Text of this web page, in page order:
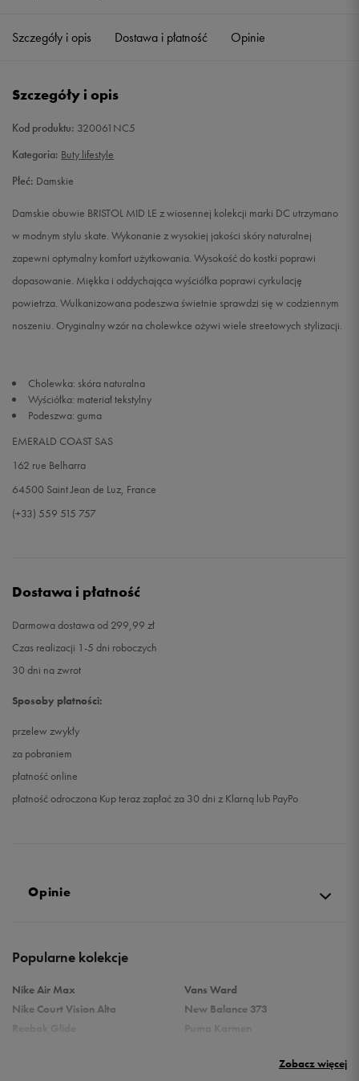
38,5 24,5 cm
Szczegóły i opis Dostawa i płatność Opinie
Szczegóły i opis
Kod produktu: 320061NC5
Kategoria: Buty lifestyle
Płeć: Damskie
Damskie obuwie BRISTOL MID LE z wiosennej kolekcji marki DC utrzymano
w modnym stylu skate. Wykonanie z wysokiej jakości skóry naturalnej
zapewni optymalny komfort użytkowania. Wysokość do kostki poprawi
dopasowanie. Miękka i oddychająca wyściółka poprawi cyrkulację
powietrza. Wulkanizowana podeszwa świetnie sprawdzi się w codziennym
noszeniu. Oryginalny wzór na cholewkce ożywi wiele streetowych stylizacji.
Cholewka: skóra naturalna
Wyściółka: materiał tekstylny
Podeszwa: guma
EMERALD COAST SAS
162 rue Belharra
64500 Saint Jean de Luz, France
(+33) 559 515 757
Dostawa i płatność
Darmowa dostawa od 299,99 zł
Czas realizacji 1-5 dni roboczych
30 dni na zwrot
Sposoby płatności:
przelew zwykły
za pobraniem
płatność online
płatność odroczona Kup teraz zapłać za 30 dni z Klarną lub PayPo
Opinie
Popularne kolekcje
Nike Air Max
Nike Court Vision Alta
Vans Ward
New Balance 373
Zobacz więcej